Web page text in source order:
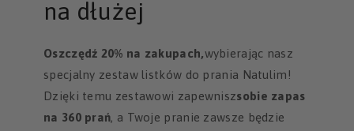
na dłużej
Oszczędź 20% na zakupach,wybierając nasz
specjalny zestaw listków do prania Natulim!
Dzięki temu zestawowi zapewniszsobie zapas
na 360 prań, a Twoje pranie zawsze będzie